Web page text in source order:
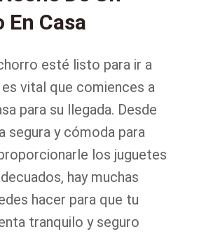
En Casa
esté listo para ir a
vital que comiences a
para su llegada. Desde
segura y cómoda para
los juguetes
hay muchas
hacer para que tu
tranquilo y seguro